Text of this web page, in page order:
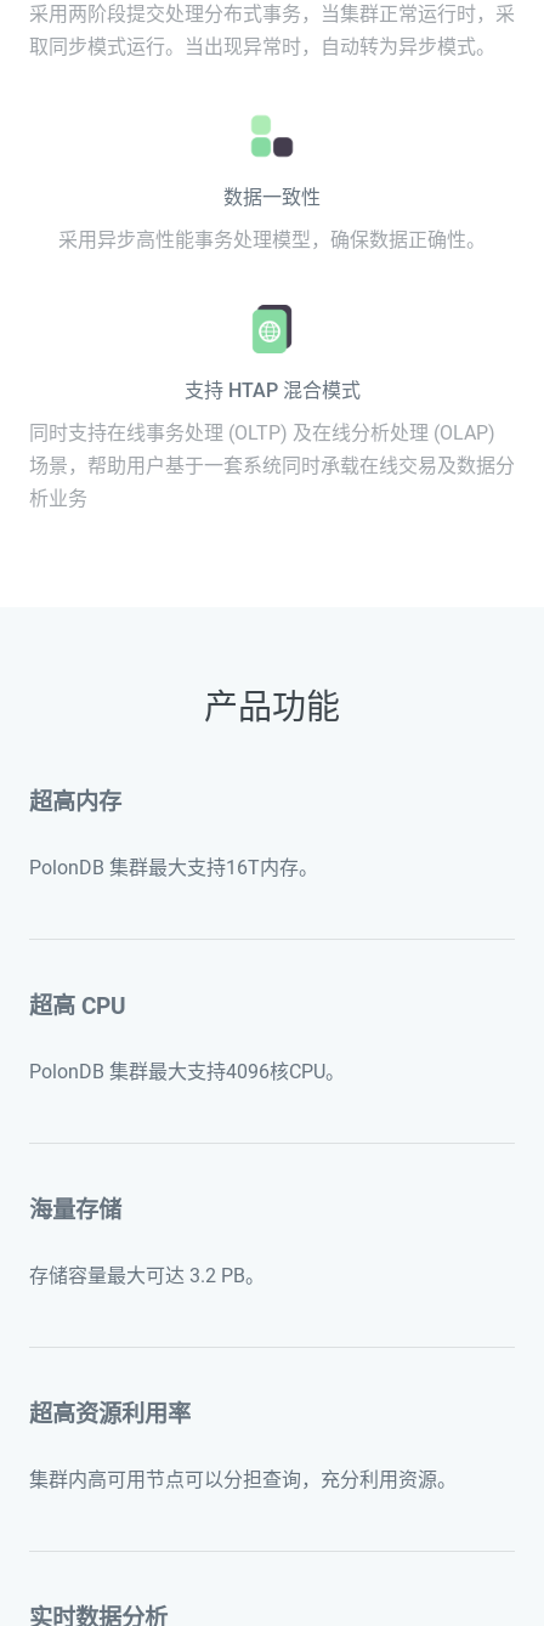
采用两阶段提交处理分布式事务，当集群正常运行时，采
取同步模式运行。当出现异常时，自动转为异步模式。
数据一致性
采用异步高性能事务处理模型，确保数据正确性。
支持 HTAP 混合模式
同时支持在线事务处理 (OLTP) 及在线分析处理 (OLAP)
场景，帮助用户基于一套系统同时承载在线交易及数据分
析业务
产品功能
超高内存
PolonDB 集群最大支持16T内存。
超高 CPU
PolonDB 集群最大支持4096核CPU。
海量存储
存储容量最大可达 3.2 PB。
超高资源利用率
集群内高可用节点可以分担查询，充分利用资源。
实时数据分析